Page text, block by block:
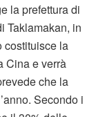
la prefettura di
Taklamakan, in
costituisce la
Cina e verrà
che la
Secondo i